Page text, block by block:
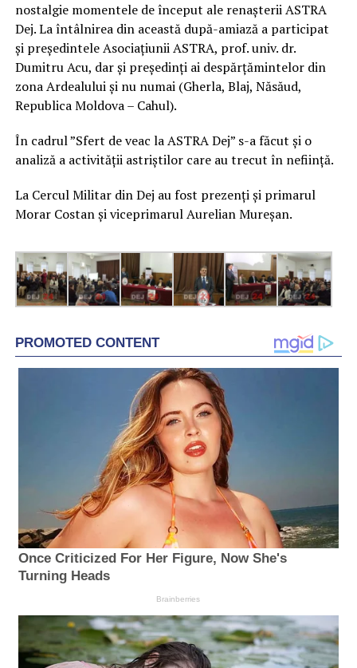
nostalgie momentele de început ale renașterii ASTRA
Dej. La întâlnirea din această după-amiază a participat
și președintele Asociațiunii ASTRA, prof. univ. dr.
Dumitru Acu, dar și președinți ai despărțămintelor din
zona Ardealului și nu numai (Gherla, Blaj, Năsăud,
Republica Moldova – Cahul).
În cadrul ”Sfert de veac la ASTRA Dej” s-a făcut și o
analiză a activității astriștilor care au trecut în neființă.
La Cercul Militar din Dej au fost prezenți și primarul
Morar Costan și viceprimarul Aurelian Mureșan.